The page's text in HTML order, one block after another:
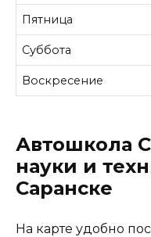
Пятница
Суббота
Воскресение
Автошкола
науки и
Саранске
На карте удобно